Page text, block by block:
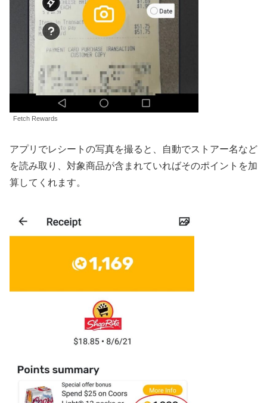
Fetch Rewards
アプリでレシートの写真を撮ると、自動でストアー名など
を読み取り、対象商品が含まれていればそのポイントを加
算してくれます。